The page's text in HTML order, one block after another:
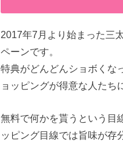
2017年7月より始まった三
ペーンです。
特典がどんどんショボくな
ョッピングが得意な人たち
無料で何かを貰うという目
ッピング目線では旨味が存